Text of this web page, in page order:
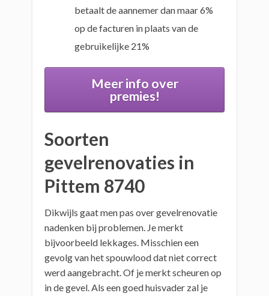
betaalt de aannemer dan maar 6%
op de facturen in plaats van de
gebruikelijke 21%
Meer info over
premies!
Soorten
gevelrenovaties in
Pittem 8740
Dikwijls gaat men pas over gevelrenovatie
nadenken bij problemen. Je merkt
bijvoorbeeld lekkages. Misschien een
gevolg van het spouwlood dat niet correct
werd aangebracht. Of je merkt scheuren op
in de gevel. Als een goed huisvader zal je